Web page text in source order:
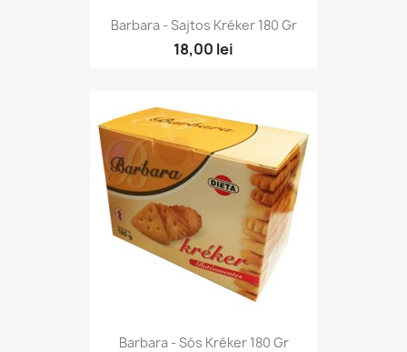
Barbara - Sajtos Kréker 180 Gr
18,00 lei
Barbara - Sós Kréker 180 Gr